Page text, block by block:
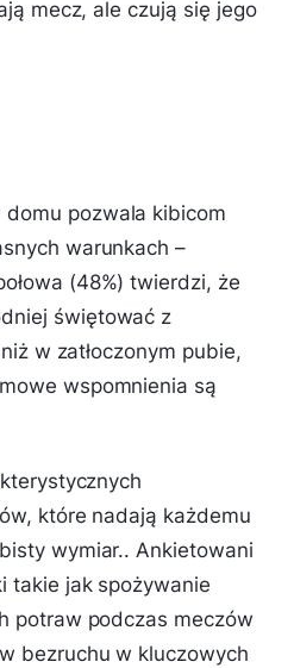
mecz, ale czują się jego
pozwala kibicom
warunkach –
(48%) twierdzi, że
świętować z
w zatłoczonym pubie,
wspomnienia są
które nadają każdemu
wymiar.. Ankietowani
takie jak spożywanie
potraw podczas meczów
bezruchu w kluczowych